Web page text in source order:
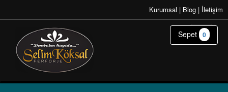
Kurumsal | Blog | İletişim
Sepet 0